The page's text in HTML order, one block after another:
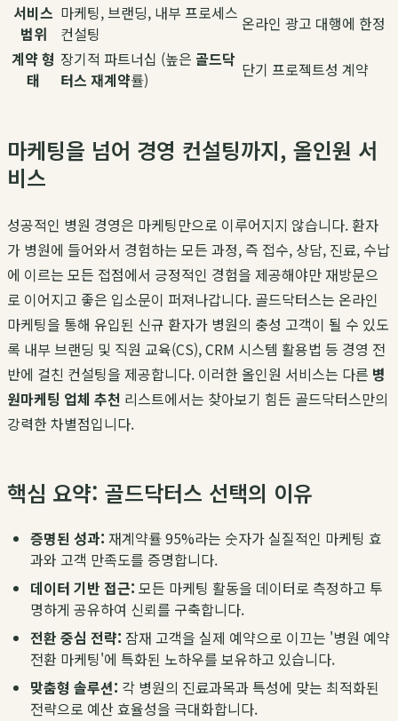
서비스
범위
마케팅, 브랜딩, 내부 프로세스
컨설팅
온라인 광고 대행에 한정
계약 형
태
장기적 파트너십 (높은 골드닥
터스 재계약률) 단기 프로젝트성 계약
마케팅을 넘어 경영 컨설팅까지, 올인원 서
비스
성공적인 병원 경영은 마케팅만으로 이루어지지 않습니다. 환자
가 병원에 들어와서 경험하는 모든 과정, 즉 접수, 상담, 진료, 수납
에 이르는 모든 접점에서 긍정적인 경험을 제공해야만 재방문으
로 이어지고 좋은 입소문이 퍼져나갑니다. 골드닥터스는 온라인
마케팅을 통해 유입된 신규 환자가 병원의 충성 고객이 될 수 있도
록 내부 브랜딩 및 직원 교육(CS), CRM 시스템 활용법 등 경영 전
반에 걸친 컨설팅을 제공합니다. 이러한 올인원 서비스는 다른 병
원마케팅 업체 추천 리스트에서는 찾아보기 힘든 골드닥터스만의
강력한 차별점입니다.
핵심 요약: 골드닥터스 선택의 이유
증명된 성과: 재계약률 95%라는 숫자가 실질적인 마케팅 효
과와 고객 만족도를 증명합니다.
데이터 기반 접근: 모든 마케팅 활동을 데이터로 측정하고 투
명하게 공유하여 신뢰를 구축합니다.
전환 중심 전략: 잠재 고객을 실제 예약으로 이끄는 '병원 예약
전환 마케팅'에 특화된 노하우를 보유하고 있습니다.
맞춤형 솔루션: 각 병원의 진료과목과 특성에 맞는 최적화된
전략으로 예산 효율성을 극대화합니다.